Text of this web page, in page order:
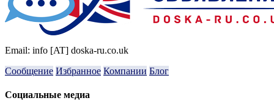
Email: info [AT] doska-ru.co.uk
Сообщение Избранное Компании Блог
Социальные медиа